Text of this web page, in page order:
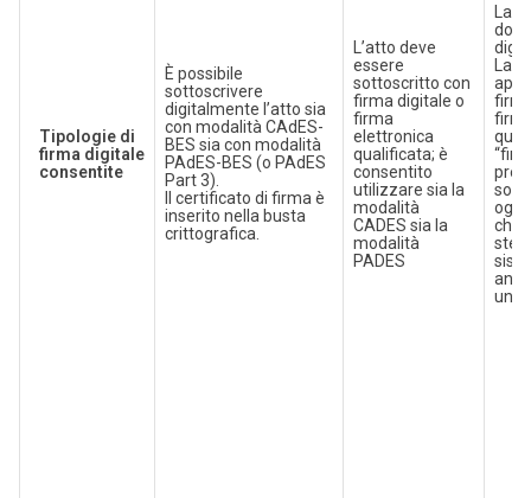
Tipologie di
firma digitale
consentite
È possibile
sottoscrivere
digitalmente l’atto sia
con modalità CAdES-
BES sia con modalità
PAdES-BES (o PAdES
Part 3).
Il certificato di firma è
inserito nella busta
crittografica.
L’atto deve
essere
sottoscritto con
firma digitale o
firma
elettronica
qualificata; è
consentito
utilizzare sia la
modalità
CADES sia la
modalità
PADES
La
La
una